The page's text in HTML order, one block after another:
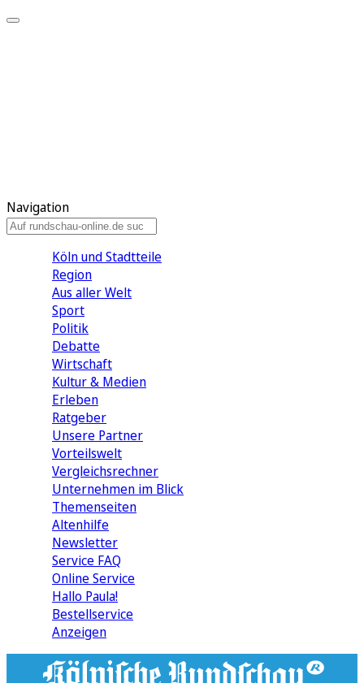
Navigation
Köln und Stadtteile
Region
Aus aller Welt
Sport
Politik
Debatte
Wirtschaft
Kultur & Medien
Erleben
Ratgeber
Unsere Partner
Vorteilswelt
Vergleichsrechner
Unternehmen im Blick
Themenseiten
Altenhilfe
Newsletter
Service FAQ
Online Service
Hallo Paula!
Bestellservice
Anzeigen